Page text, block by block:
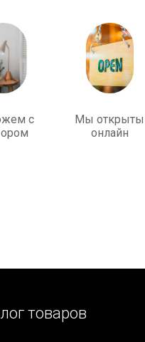
с
Мы открыты
онлайн
товаров